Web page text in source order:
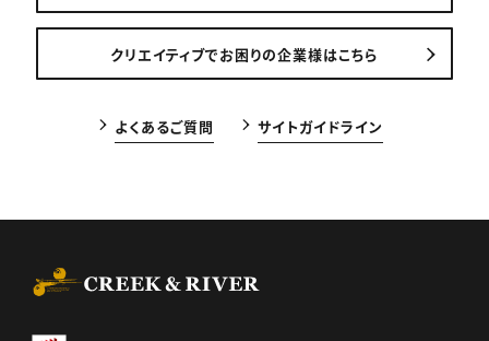
クリエイティブでお困りの企業様はこちら
よくあるご質問 サイトガイドライン